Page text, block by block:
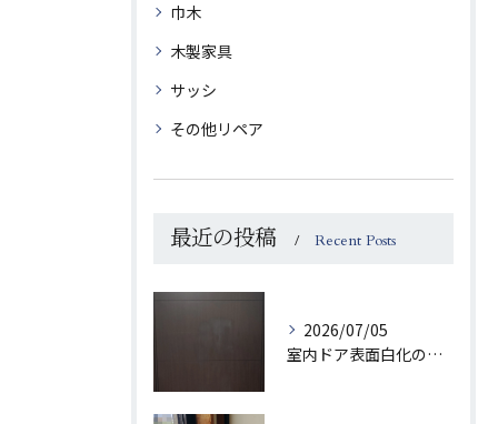
巾木
木製家具
サッシ
その他リペア
最近の投稿 Recent Posts
2026/07/05
室内ドア表面白化の補修